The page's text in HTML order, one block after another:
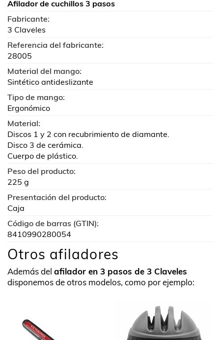
Afilador de cuchillos 3 pasos
Fabricante:
3 Claveles
Referencia del fabricante:
28005
Material del mango:
Sintético antideslizante
Tipo de mango:
Ergonómico
Material:
Discos 1 y 2 con recubrimiento de diamante.
Disco 3 de cerámica.
Cuerpo de plástico.
Peso del producto:
225 g
Presentación del producto:
Caja
Código de barras (GTIN):
8410990280054
Otros afiladores
Además del afilador en 3 pasos de 3 Claveles
disponemos de otros modelos, como por ejemplo: